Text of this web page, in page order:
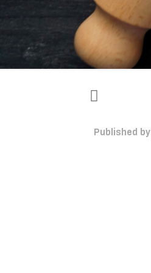
Published by